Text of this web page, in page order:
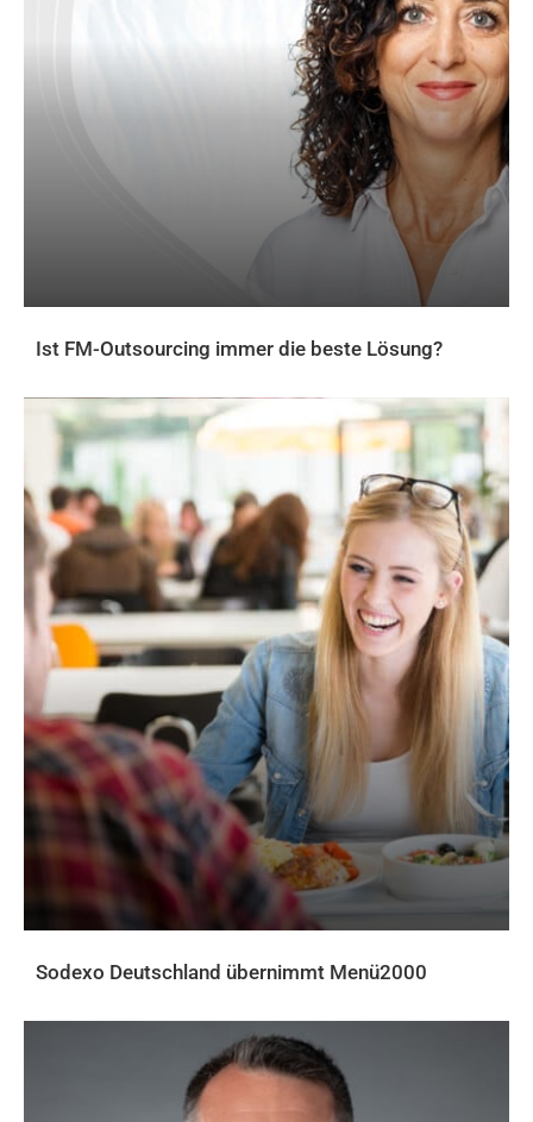
Ist FM-Outsourcing immer die beste Lösung?
Sodexo Deutschland übernimmt Menü2000